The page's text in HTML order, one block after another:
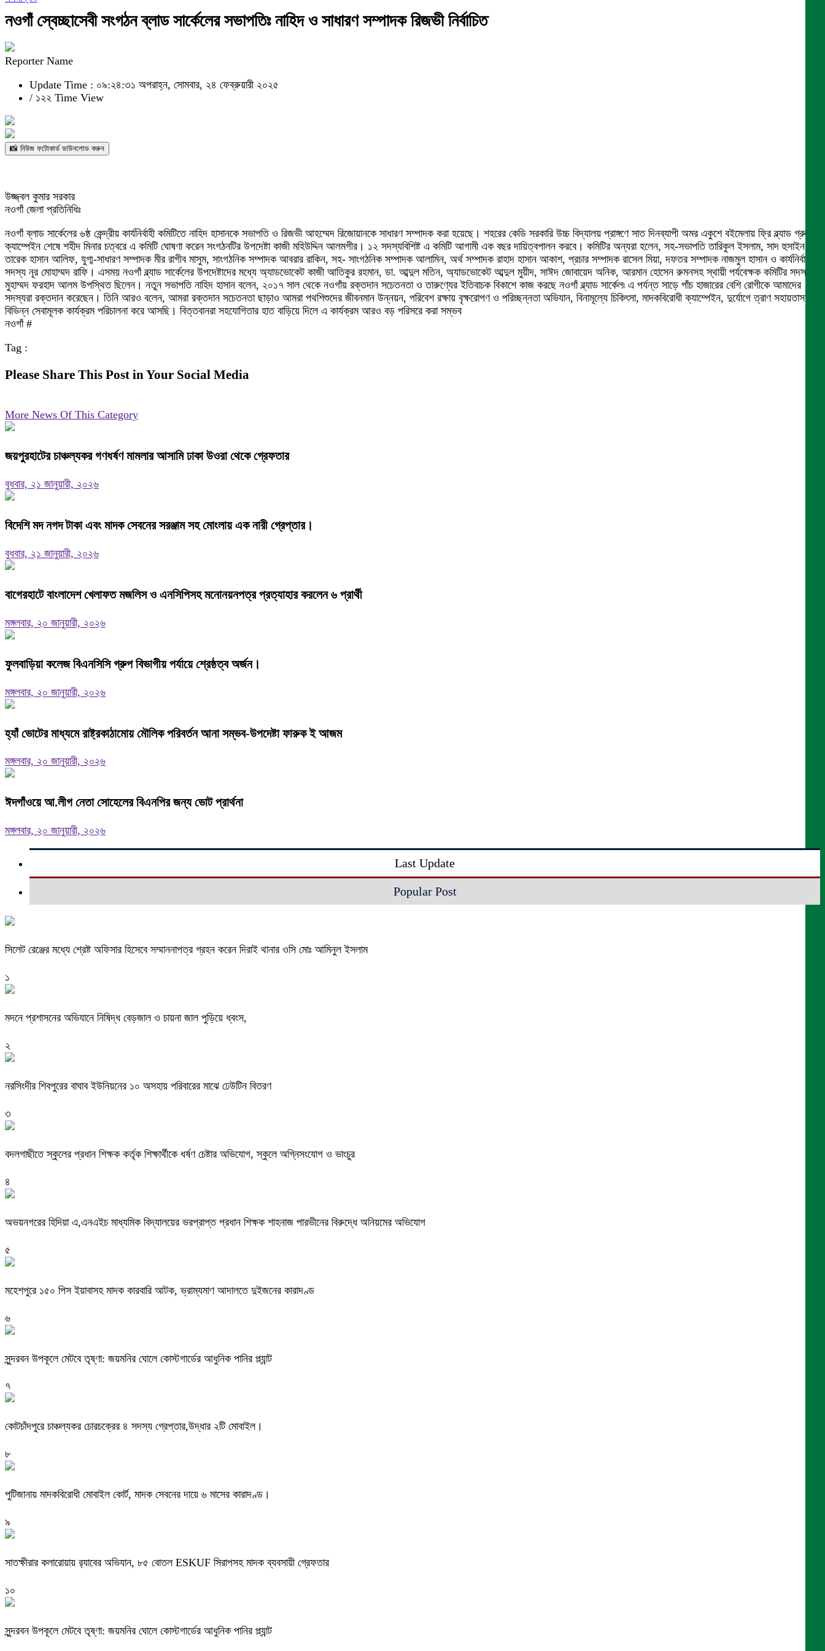
নওগাঁ স্বেচ্ছাসেবী সংগঠন ব্লাড সার্কেলের সভাপতিঃ নাহিদ ও সাধারণ সম্পাদক রিজভী নির্বাচিত
Reporter Name
Update Time : ০৯:২৪:৩১ অপরাহ্ন, সোমবার, ২৪ ফেব্রুয়ারী ২০২৫
/ ১২২ Time View
📸 নিউজ ফটোকার্ড ডাউনলোড করুন
উজ্জ্বল কুমার সরকার
নওগাঁ জেলা প্রতিনিধিঃ
নওগাঁ ব্লাড সার্কেলের ৬ষ্ঠ কেন্দ্রীয় কার্যনির্বাহী কমিটিতে নাহিদ হাসানকে সভাপতি ও রিজভী আহম্মেদ রিজোয়ানকে সাধারণ সম্পাদক করা হয়েছে। শহরের কেডি সরকারি উচ্চ বিদ্যালয় প্রাঙ্গণে সাত দিনব্যাপী অমর একুশে বইমেলায় ফ্রি ব্ল্যাড গ্রুপিং
ক্যাম্পেইন শেষে শহীদ মিনার চত্বরে এ কমিটি ঘোষণা করেন সংগঠনটির উপদেষ্টা কাজী মহিউদ্দিন আলমগীর। ১২ সদস্যবিশিষ্ট এ কমিটি আগামী এক বছর দায়িত্বপালন করবে। কমিটির অন্যরা হলেন, সহ-সভাপতি তারিকুল ইসলাম, সাদ হুসাইন ও
তারেক হাসান আলিফ, যুগ্ম-সাধারণ সম্পাদক মীর রাগীব মাসুম, সাংগঠনিক সম্পাদক আবরার রাকিন, সহ- সাংগঠনিক সম্পাদক আলামিন, অর্থ সম্পাদক রাহাদ হাসান আকাশ, প্রচার সম্পাদক রাসেল মিয়া, দফতর সম্পাদক নাজমুল হাসান ও কার্যনির্বাহী
সদস্য নূর মোহাম্মদ রাফি। এসময় নওগাঁ ব্ল্যাড সার্কেলের উপদেষ্টাদের মধ্যে অ্যাডভোকেট কাজী আতিকুর রহমান, ডা. আব্দুল মতিন, অ্যাডভোকেট আব্দুল মুয়ীদ, সাঈদ জোবায়েদ অনিক, আরমান হোসেন রুমনসহ স্থায়ী পর্যবেক্ষক কমিটির সদস্য
মুহাম্মদ ফরহাদ আলম উপস্থিত ছিলেন। নতুন সভাপতি নাহিদ হাসান বলেন, ২০১৭ সাল থেকে নওগাঁয় রক্তদান সচেতনতা ও তারুণ্যের ইতিবাচক বিকাশে কাজ করছে নওগাঁ ব্ল্যাড সার্কেল৷ এ পর্যন্ত সাড়ে পাঁচ হাজারের বেশি রোগীকে আমাদের
সদস্যরা রক্তদান করেছেন। তিনি আরও বলেন, আমরা রক্তদান সচেতনতা ছাড়াও আমরা পথশিশুদের জীবনমান উন্নয়ন, পরিবেশ রক্ষায় বৃক্ষরোপণ ও পরিচ্ছন্নতা অভিযান, বিনামূল্যে চিকিৎসা, মাদকবিরোধী ক্যাম্পেইন, দুর্যোগে ত্রাণ সহায়তাসহ
বিভিন্ন সেবামূলক কার্যক্রম পরিচালনা করে আসছি। বিত্তবানরা সহযোগিতার হাত বাড়িয়ে দিলে এ কার্যক্রম আরও বড় পরিসরে করা সম্ভব
নওগাঁ #
Tag :
Please Share This Post in Your Social Media
More News Of This Category
জয়পুরহাটের চাঞ্চল্যকর গণধর্ষণ মামলার আসামি ঢাকা উওরা থেকে গ্রেফতার
বুধবার, ২১ জানুয়ারী, ২০২৬
বিদেশি মদ নগদ টাকা এবং মাদক সেবনের সরঞ্জাম সহ মোংলায় এক নারী গ্রেপ্তার।
বুধবার, ২১ জানুয়ারী, ২০২৬
বাগেরহাটে বাংলাদেশ খেলাফত মজলিস ও এনসিপিসহ মনোনয়নপত্র প্রত্যাহার করলেন ৬ প্রার্থী
মঙ্গলবার, ২০ জানুয়ারী, ২০২৬
ফুলবাড়িয়া কলেজ বিএনসিসি গ্রুপ বিভাগীয় পর্যায়ে শ্রেষ্ঠত্ব অর্জন।
মঙ্গলবার, ২০ জানুয়ারী, ২০২৬
হ্যাঁ ভোটের মাধ্যমে রাষ্ট্রকাঠামোয় মৌলিক পরিবর্তন আনা সম্ভব-উপদেষ্টা ফারুক ই আজম
মঙ্গলবার, ২০ জানুয়ারী, ২০২৬
ঈদগাঁওয়ে আ.লীগ নেতা সোহেলের বিএনপির জন্য ভোট প্রার্থনা
মঙ্গলবার, ২০ জানুয়ারী, ২০২৬
Last Update
Popular Post
সিলেট রেঞ্জের মধ্যে শ্রেষ্ট অফিসার হিসেবে সম্মাননাপত্র গ্রহন করেন দিরাই থানার ওসি মোঃ আমিনুল ইসলাম
১
মদনে প্রশাসনের অভিযানে নিষিদ্ধ বেড়জাল ও চায়না জাল পুড়িয়ে ধ্বংস,
২
নরসিংদীর শিবপুরের বাঘাব ইউনিয়নের ১০ অসহায় পরিবারের মাঝে ঢেউটিন বিতরণ
৩
বদলগাছীতে স্কুলের প্রধান শিক্ষক কর্তৃক শিক্ষার্থীকে ধর্ষণ চেষ্টার অভিযোগ, স্কুলে অগ্নিসংযোগ ও ভাংচুর
৪
অভয়নগরের হিদিয়া এ,এনএইচ মাধ্যমিক বিদ্যালয়ের ভরপ্রাপ্ত প্রধান শিক্ষক শাহনাজ পারভীনের বিরুদ্ধে অনিয়মের অভিযোগ
৫
মহেশপুরে ১৫০ পিস ইয়াবাসহ মাদক কারবারি আটক, ভ্রাম্যমাণ আদালতে দুইজনের কারাদণ্ড
৬
সুন্দরবন উপকূলে মেটবে তৃষ্ণা: জয়মনির ঘোলে কোস্টগার্ডের আধুনিক পানির প্ল্যান্ট
৭
কোটচাঁদপুরে চাঞ্চল্যকর চোরচক্রের ৪ সদস্য গ্রেপ্তার,উদ্ধার ২টি মোবাইল।
৮
পুটিজানায় মাদকবিরোধী মোবাইল কোর্ট, মাদক সেবনের দায়ে ৬ মাসের কারাদণ্ড।
৯
সাতক্ষীরার কলারোয়ায় র‍্যাবের অভিযান, ৮৫ বোতল ESKUF সিরাপসহ মাদক ব্যবসায়ী গ্রেফতার
১০
সুন্দরবন উপকূলে মেটবে তৃষ্ণা: জয়মনির ঘোলে কোস্টগার্ডের আধুনিক পানির প্ল্যান্ট